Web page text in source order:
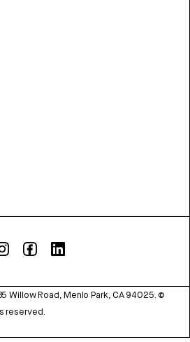
Willow Road, Menlo Park, CA 94025. ©
reserved.